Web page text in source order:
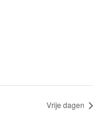
Vrije dagen